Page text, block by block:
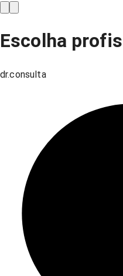
Escolha
dr.consulta